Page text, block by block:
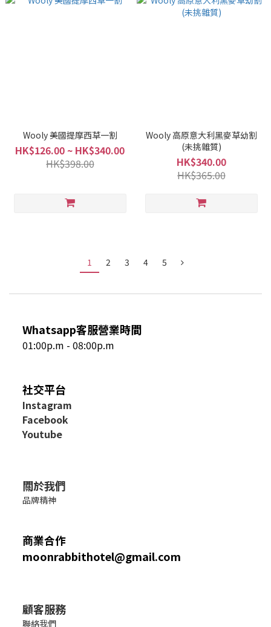
Wooly 美國提摩西草一割
HK$126.00 ~ HK$340.00
HK$398.00
Wooly 高原意大利黑麥草幼割
(未挑雜質)
HK$340.00
HK$365.00
1 2 3 4 5
Whatsapp客服營業時間
01:00p.m - 08:00p.m
社交平台
Instagram
Facebook
Youtube
關於我們
品牌精神
商業合作
moonrabbithotel@gmail.com
顧客服務
聯絡我們